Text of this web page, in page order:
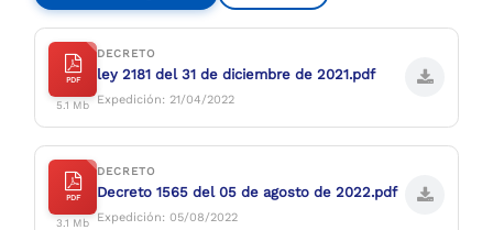
PDF
5.1 Mb
DECRETO
ley 2181 del 31 de diciembre de 2021.pdf
Expedición: 21/04/2022
PDF
3.1 Mb
DECRETO
Decreto 1565 del 05 de agosto de 2022.pdf
Expedición: 05/08/2022